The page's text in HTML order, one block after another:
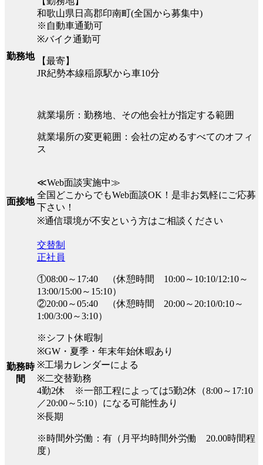
勤務地
和歌山県日高郡印南町(全国から募集中)
※自動車通勤可
※バイク通勤可
【最寄】
JR紀勢本線稲原駅から車10分
就業場所：勤務地、その他会社が指定する範囲
就業場所の変更範囲：会社の定めるすべてのオフィ
ス
面接地
≪Web面談実施中≫
全国どこからでもWeb面談OK！是非お気軽にご応募
下さい！
※通信環境が不安という方はご相談ください
勤務時
間
交替制
正社員
①08:00～17:40 （休憩時間 10:00～10:10/12:10～
13:00/15:00～15:10）
②20:00～05:40 （休憩時間 20:00～20:10/0:10～
1:00/3:00～3:10）
※シフト休暇制
※GW・夏季・年末年始休暇あり
※工場カレンダーによる
※二交替勤務
4勤2休 ※一部工程によっては5勤2休（8:00～17:10
／20:00～5:10）になる可能性あり
※長期
※時間外労働：有（月平均時間外労働 20.00時間程
度）